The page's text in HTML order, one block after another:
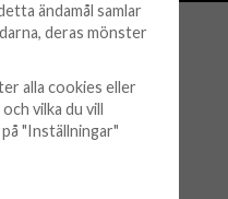
ändamål samlar
deras mönster
alla cookies eller
vilka du vill
"Inställningar"